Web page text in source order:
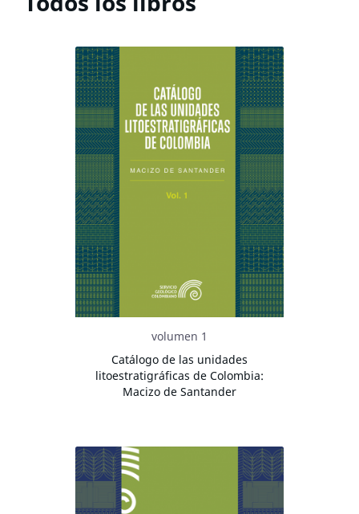
volumen 1
Catálogo de las unidades
litoestratigráficas de Colombia:
Macizo de Santander